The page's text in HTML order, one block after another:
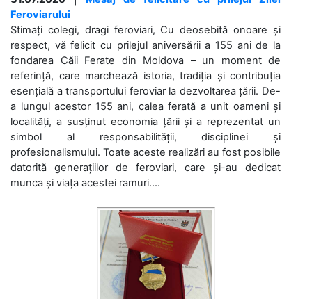
Feroviarului
Stimați colegi, dragi feroviari, Cu deosebită onoare și
respect, vă felicit cu prilejul aniversării a 155 ani de la
fondarea Căii Ferate din Moldova – un moment de
referință, care marchează istoria, tradiția și contribuția
esențială a transportului feroviar la dezvoltarea țării. De-
a lungul acestor 155 ani, calea ferată a unit oameni și
localități, a susținut economia țării și a reprezentat un
simbol al responsabilității, disciplinei și
profesionalismului. Toate aceste realizări au fost posibile
datorită generațiilor de feroviari, care și-au dedicat
munca și viața acestei ramuri....